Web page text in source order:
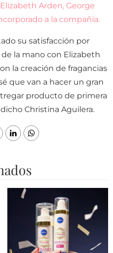
Arden, George
a la compañía.
su satisfacción por
la mano con Elizabeth
la creación de fragancias
que van a hacer un gran
producto de primera
Christina Aguilera.